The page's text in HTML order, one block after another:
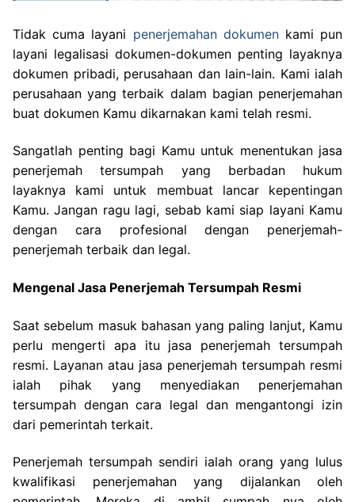
Tidak cuma layani penerjemahan dokumenkami pun
layani legalisasi dokumen-dokumen penting layaknya
dokumen pribadi, perusahaan dan lain-lain. Kami ialah
perusahaan yang terbaik dalam bagian penerjemahan
buat dokumen Kamu dikarnakan kami telah resmi.
Sangatlah penting bagi Kamu untuk menentukan jasa
penerjemah tersumpah yang berbadan hukum
layaknya kami untuk membuat lancar kepentingan
Kamu. Jangan ragu lagi, sebab kami siap layani Kamu
dengan cara profesional dengan penerjemah-
penerjemah terbaik dan legal.
Mengenal Jasa Penerjemah Tersumpah Resmi
Saat sebelum masuk bahasan yang paling lanjut, Kamu
perlu mengerti apa itu jasa penerjemah tersumpah
resmi. Layanan atau jasa penerjemah tersumpah resmi
ialah pihak yang menyediakan penerjemahan
tersumpah dengan cara legal dan mengantongi izin
dari pemerintah terkait.
Penerjemah tersumpah sendiri ialah orang yang lulus
kwalifikasi penerjemahan yang dijalankan oleh